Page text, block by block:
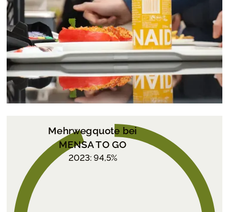
Mehrwegquote bei
MENSA TO GO
2023: 94,5%